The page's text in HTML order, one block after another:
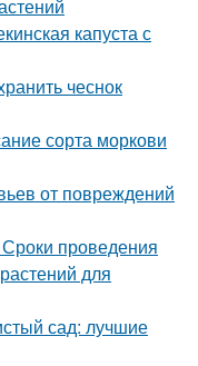
капуста с
чеснок
сорта моркови
от повреждений
проведения
для
сад: лучшие